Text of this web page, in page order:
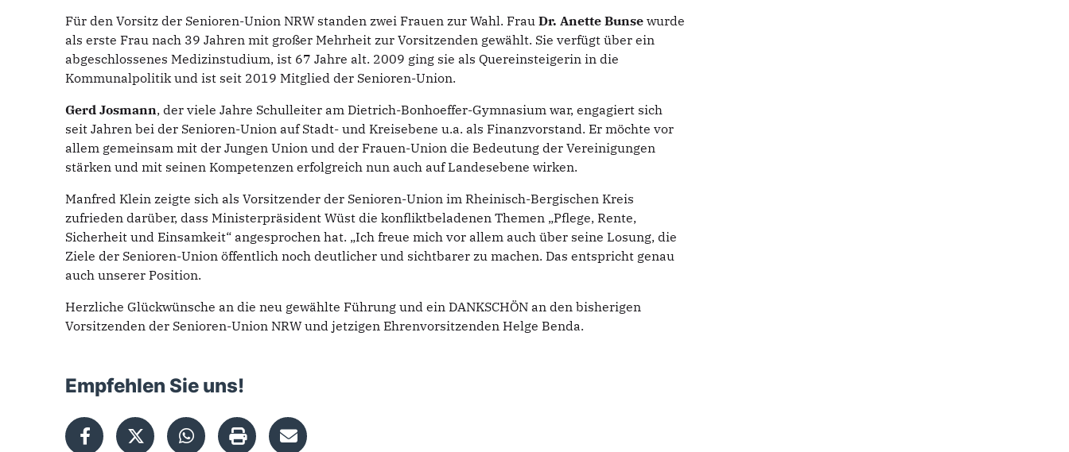
Für den Vorsitz der Senioren-Union NRW standen zwei Frauen zur Wahl. Frau Dr. Anette Bunse wurde
als erste Frau nach 39 Jahren mit großer Mehrheit zur Vorsitzenden gewählt. Sie verfügt über ein
abgeschlossenes Medizinstudium, ist 67 Jahre alt. 2009 ging sie als Quereinsteigerin in die
Kommunalpolitik und ist seit 2019 Mitglied der Senioren-Union.
Gerd Josmann, der viele Jahre Schulleiter am Dietrich-Bonhoeffer-Gymnasium war, engagiert sich
seit Jahren bei der Senioren-Union auf Stadt- und Kreisebene u.a. als Finanzvorstand. Er möchte vor
allem gemeinsam mit der Jungen Union und der Frauen-Union die Bedeutung der Vereinigungen
stärken und mit seinen Kompetenzen erfolgreich nun auch auf Landesebene wirken.
Manfred Klein zeigte sich als Vorsitzender der Senioren-Union im Rheinisch-Bergischen Kreis
zufrieden darüber, dass Ministerpräsident Wüst die konfliktbeladenen Themen „Pflege, Rente,
Sicherheit und Einsamkeit“ angesprochen hat. „Ich freue mich vor allem auch über seine Losung, die
Ziele der Senioren-Union öffentlich noch deutlicher und sichtbarer zu machen. Das entspricht genau
auch unserer Position.
Herzliche Glückwünsche an die neu gewählte Führung und ein DANKSCHÖN an den bisherigen
Vorsitzenden der Senioren-Union NRW und jetzigen Ehrenvorsitzenden Helge Benda.
Empfehlen Sie uns!